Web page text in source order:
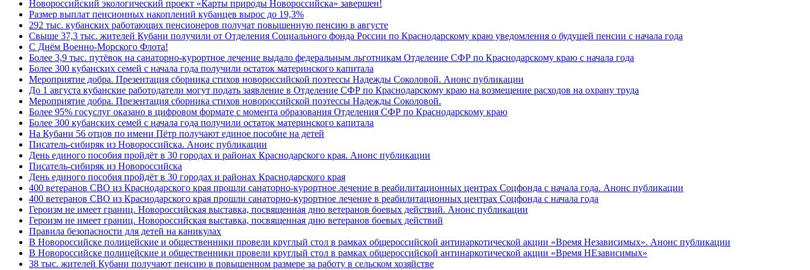
Новороссийский экологический проект «Карты природы Новороссийска» завершен!
Размер выплат пенсионных накоплений кубанцев вырос до 19,3%
292 тыс. кубанских работающих пенсионеров получат повышенную пенсию в августе
Свыше 37,3 тыс. жителей Кубани получили от Отделения Социального фонда России по Краснодарскому краю уведомления о будущей пенсии с начала года
C Днём Военно-Морского Флота!
Более 3,9 тыс. путёвок на санаторно-курортное лечение выдало федеральным льготникам Отделение СФР по Краснодарскому краю с начала года
Более 300 кубанских семей с начала года получили остаток материнского капитала
Мероприятие добра. Презентация сборника стихов новороссийской поэтессы Надежды Соколовой. Анонс публикации
До 1 августа кубанские работодатели могут подать заявление в Отделение СФР по Краснодарскому краю на возмещение расходов на охрану труда
Мероприятие добра. Презентация сборника стихов новороссийской поэтессы Надежды Соколовой.
Более 95% госуслуг оказано в цифровом формате с момента образования Отделения СФР по Краснодарскому краю
Более 300 кубанских семей с начала года получили остаток материнского капитала
На Кубани 56 отцов по имени Пётр получают единое пособие на детей
Писатель-сибиряк из Новороссийска. Анонс публикации
День единого пособия пройдёт в 30 городах и районах Краснодарского края. Анонс публикации
Писатель-сибиряк из Новороссийска
День единого пособия пройдёт в 30 городах и районах Краснодарского края
400 ветеранов СВО из Краснодарского края прошли санаторно-курортное лечение в реабилитационных центрах Соцфонда с начала года. Анонс публикации
400 ветеранов СВО из Краснодарского края прошли санаторно-курортное лечение в реабилитационных центрах Соцфонда с начала года
Героизм не имеет границ. Новороссийская выставка, посвященная дню ветеранов боевых действий. Анонс публикации
Героизм не имеет границ. Новороссийская выставка, посвященная дню ветеранов боевых действий
Правила безопасности для детей на каникулах
В Новороссийске полицейские и общественники провели круглый стол в рамках общероссийской антинаркотической акции «Время Независимых». Анонс публикации
В Новороссийске полицейские и общественники провели круглый стол в рамках общероссийской антинаркотической акции «Время НЕзависимых»
38 тыс. жителей Кубани получают пенсию в повышенном размере за работу в сельском хозяйстве